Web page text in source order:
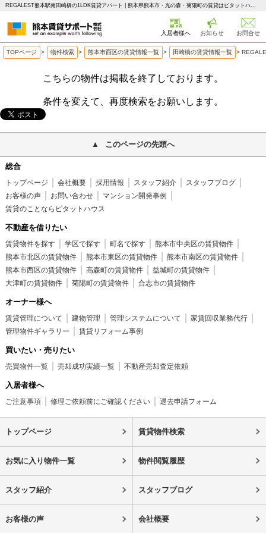
REGALEST熊本駅南田崎橋の1LDK賃貸アパート | 熊本県熊本市・光の森・菊陽町の賃貸はピタットハウス 熊本賃貸サポート
入居者様へ お知らせ お問合せ
TOPページ > 物件検索 > 熊本市西区の賃貸情報一覧 > 田崎橋の賃貸情報一覧 >
こちらの物件は掲載を終了しております。
条件を変えて、再度検索をお願いします。
このページの先頭へ
総合
トップページ 会社概要 採用情報 スタッフ紹介
スタッフブログ
お客様の声
お問い合わせ
マンション開発事例
賃貸のことならピタットハウス
不動産を借りたい
賃貸物件を探す 学区で探す 町名で探す
熊本市中央区の賃貸物件
熊本市北区の賃貸物件
熊本市東区の賃貸物件
熊本市南区の賃貸物件
熊本市西区の賃貸物件
高森町の賃貸物件
益城町の賃貸物件
大津町の賃貸物件
菊陽町の賃貸物件 合志市の賃貸物件
オーナー様へ
賃貸管理について 建物管理 管理システムについて
家賃回収業務代行
管理物件ギャラリー
賃貸リフォーム事例
買いたい・売りたい
売買物件一覧 売却成功実績一覧 不動産売却査定依頼
入居者様へ
ご注意事項 修理ご依頼前にご確認ください 退去申請フォーム
トップページ 賃貸物件検索
お気に入り物件一覧 物件閲覧履歴
スタッフ紹介 スタッフブログ
お客様の声 会社概要